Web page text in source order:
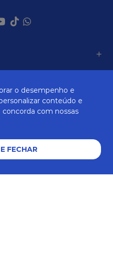
o desempenho e
conteúdo e
com nossas
FECHAR